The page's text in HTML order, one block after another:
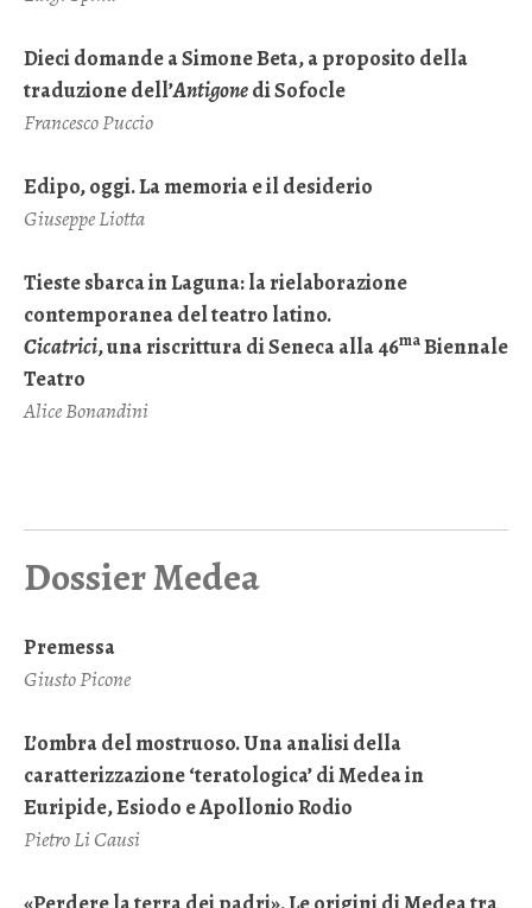
Dieci domande a Simone Beta, a proposito della
traduzione dell’Antigonedi Sofocle
Francesco Puccio
Edipo, oggi. La memoria e il desiderio
Giuseppe Liotta
Tieste sbarca in Laguna: la rielaborazione
contemporanea del teatro latino.
Cicatrici, una riscrittura di Seneca alla 46maBiennale
Teatro
Alice Bonandini
Dossier Medea
Premessa
Giusto Picone
L’ombra del mostruoso. Una analisi della
caratterizzazione ‘teratologica’ di Medea in
Euripide, Esiodo e Apollonio Rodio
Pietro Li Causi